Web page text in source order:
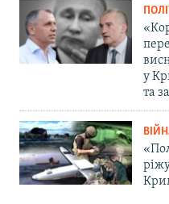
у
та